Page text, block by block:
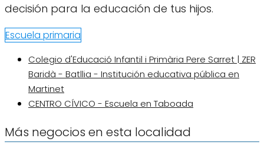
decisión para la educación de tus hijos.
Escuela primaria
Colegio d'Educació Infantil i Primària Pere Sarret | ZER
Baridà - Batllia - Institución educativa pública en
Martinet
CENTRO CÍVICO - Escuela en Taboada
Más negocios en esta localidad